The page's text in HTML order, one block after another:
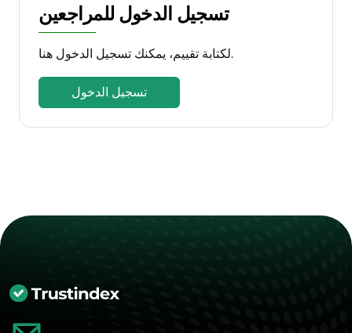
تسجيل الدخول للمراجعين
لكتابة تقييم، يمكنك تسجيل الدخول هنا.
تسجيل الدخول